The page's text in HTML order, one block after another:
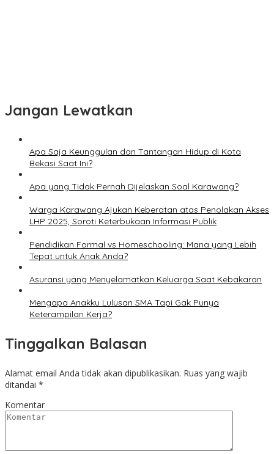
Jangan Lewatkan
Apa Saja Keunggulan dan Tantangan Hidup di Kota
Bekasi Saat Ini?
Apa yang Tidak Pernah Dijelaskan Soal Karawang?
Warga Karawang Ajukan Keberatan atas Penolakan Akses
LHP 2025, Soroti Keterbukaan Informasi Publik
Pendidikan Formal vs Homeschooling: Mana yang Lebih
Tepat untuk Anak Anda?
Asuransi yang Menyelamatkan Keluarga Saat Kebakaran
Mengapa Anakku Lulusan SMA Tapi Gak Punya
Keterampilan Kerja?
Tinggalkan Balasan
Alamat email Anda tidak akan dipublikasikan. Ruas yang wajib
ditandai *
Komentar